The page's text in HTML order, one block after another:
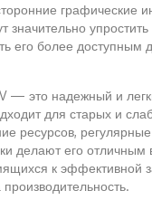
графические
значительно
его более доступным
— это надежный и
для старых и
ресурсов,
делают его
к эффективной